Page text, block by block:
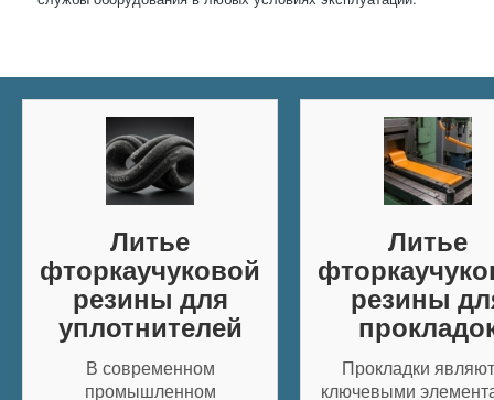
Литье
фторкаучуковой
резины для
уплотнителей
В современном
промышленном
Литье
резины
Прокладки
ключевыми